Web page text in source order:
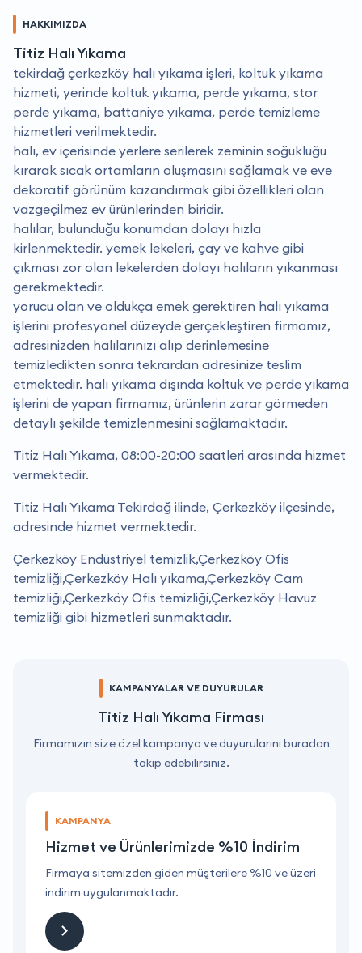
HAKKIMIZDA
Titiz Halı Yıkama
tekirdağ çerkezköy halı yıkama işleri, koltuk yıkama
hizmeti, yerinde koltuk yıkama, perde yıkama, stor
perde yıkama, battaniye yıkama, perde temizleme
hizmetleri verilmektedir.
halı, ev içerisinde yerlere serilerek zeminin soğukluğu
kırarak sıcak ortamların oluşmasını sağlamak ve eve
dekoratif görünüm kazandırmak gibi özellikleri olan
vazgeçilmez ev ürünlerinden biridir.
halılar, bulunduğu konumdan dolayı hızla
kirlenmektedir. yemek lekeleri, çay ve kahve gibi
çıkması zor olan lekelerden dolayı halıların yıkanması
gerekmektedir.
yorucu olan ve oldukça emek gerektiren halı yıkama
işlerini profesyonel düzeyde gerçekleştiren firmamız,
adresinizden halılarınızı alıp derinlemesine
temizledikten sonra tekrardan adresinize teslim
etmektedir. halı yıkama dışında koltuk ve perde yıkama
işlerini de yapan firmamız, ürünlerin zarar görmeden
detaylı şekilde temizlenmesini sağlamaktadır.
Titiz Halı Yıkama, 08:00-20:00 saatleri arasında hizmet
vermektedir.
Titiz Halı Yıkama Tekirdağ ilinde, Çerkezköy ilçesinde,
adresinde hizmet vermektedir.
Çerkezköy Endüstriyel temizlik,Çerkezköy Ofis
temizliği,Çerkezköy Halı yıkama,Çerkezköy Cam
temizliği,Çerkezköy Ofis temizliği,Çerkezköy Havuz
temizliği gibi hizmetleri sunmaktadır.
KAMPANYALAR VE DUYURULAR
Titiz Halı Yıkama Firması
Firmamızın size özel kampanya ve duyurularını buradan
takip edebilirsiniz.
KAMPANYA
Hizmet ve Ürünlerimizde %10 İndirim
Firmaya sitemizden giden müşterilere %10 ve üzeri
indirim uygulanmaktadır.